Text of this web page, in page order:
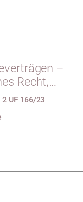
–
Recht,
UF 166/23